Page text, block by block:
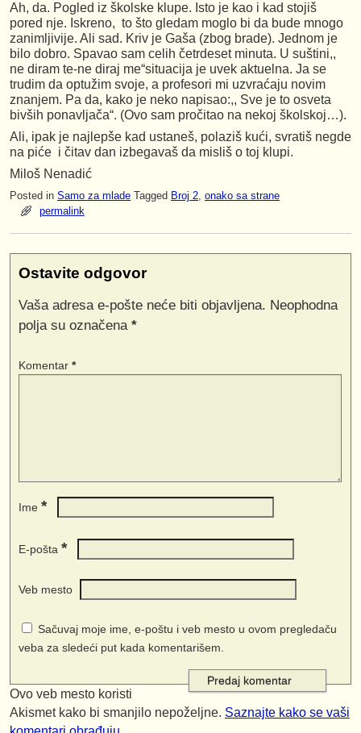
Ah, da. Pogled iz školske klupe. Isto je kao i kad stojiš
pored nje. Iskreno, to što gledam moglo bi da bude mnogo
zanimljivije. Ali sad. Kriv je Gaša (zbog brade). Jednom je
bilo dobro. Spavao sam celih četrdeset minuta. U suštini,,
ne diram te-ne diraj me“situacija je uvek aktuelna. Ja se
trudim da optužim svoje, a profesori mi uzvraćaju novim
znanjem. Pa da, kako je neko napisao:,, Sve je to osveta
bivših ponavljača“. (Ovo sam pročitao na nekoj školskoj…).
Ali, ipak je najlepše kad ustaneš, polaziš kući, svratiš negde
na piće i čitav dan izbegavaš da misliš o toj klupi.
Miloš Nenadić
Posted in Samo za mlade Tagged Broj 2, onako sa strane
permalink
Ostavite odgovor
Vaša adresa e-pošte neće biti objavljena. Neophodna
polja su označena *
Komentar *
Ime *
E-pošta *
Veb mesto
Sačuvaj moje ime, e-poštu i veb mesto u ovom pregledaču
veba za sledeći put kada komentarišem.
Ovo veb mesto koristi
Akismet kako bi smanjilo nepoželjne. Saznajte kako se vaši